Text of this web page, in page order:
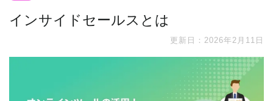
インサイドセールスとは
更新日：2026年2月11日